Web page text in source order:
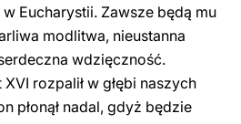
Eucharystii. Zawsze będą mu
modlitwa, nieustanna
wdzięczność.
rozpalił w głębi naszych
płonął nadal, gdyż będzie